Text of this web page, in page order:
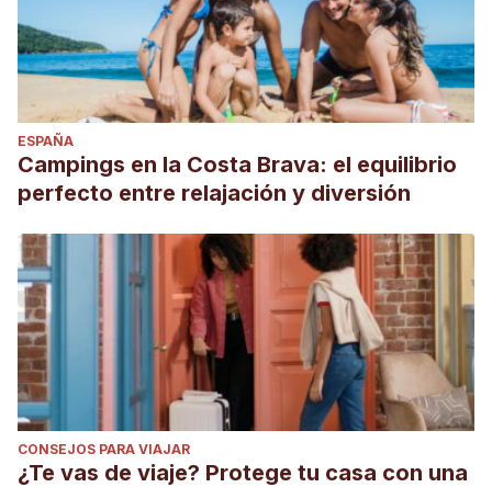
ESPAÑA
Campings en la Costa Brava: el equilibrio
perfecto entre relajación y diversión
CONSEJOS PARA VIAJAR
¿Te vas de viaje? Protege tu casa con una